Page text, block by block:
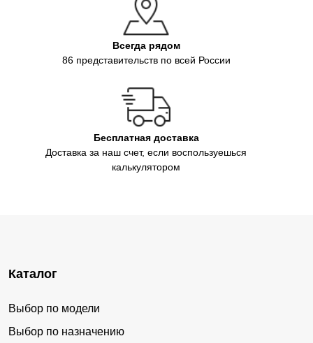
Всегда рядом
86 представительств по всей России
Бесплатная доставка
Доставка за наш счет, если воспользуешься
калькулятором
Каталог
Выбор по модели
Выбор по назначению